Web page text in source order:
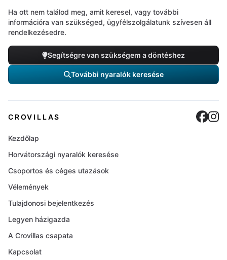
Ha ott nem találod meg, amit keresel, vagy további
információra van szükséged, ügyfélszolgálatunk szívesen áll
rendelkezésedre.
Segítségre van szükségem a döntéshez
További nyaralók keresése
CROVILLAS
Kezdőlap
Horvátországi nyaralók keresése
Csoportos és céges utazások
Vélemények
Tulajdonosi bejelentkezés
Legyen házigazda
A Crovillas csapata
Kapcsolat